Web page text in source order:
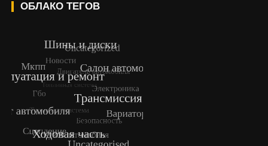
ОБЛАКО ТЕГОВ